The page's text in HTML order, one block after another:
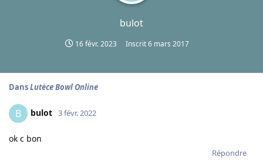
bulot
16 févr. 2023 Inscrit6 mars 2017
DansLutèce Bowl Online
B bulot 3 févr. 2022
ok c bon
Répondre